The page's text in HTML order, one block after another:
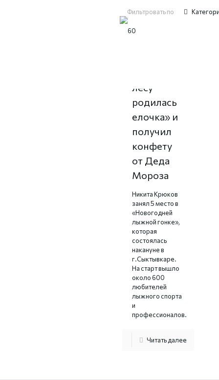
Фильтровать по
лесу
родилась
елочка» и
получил
конфету
от Деда
Мороза
Никита Крюков
занял 5 место в
«Новогодней
лыжной гонке»,
которая
состоялась
накануне в
г.Сыктывкаре.
На старт вышло
около 600
любителей
лыжного спорта
и
профессионалов.
Читать далее